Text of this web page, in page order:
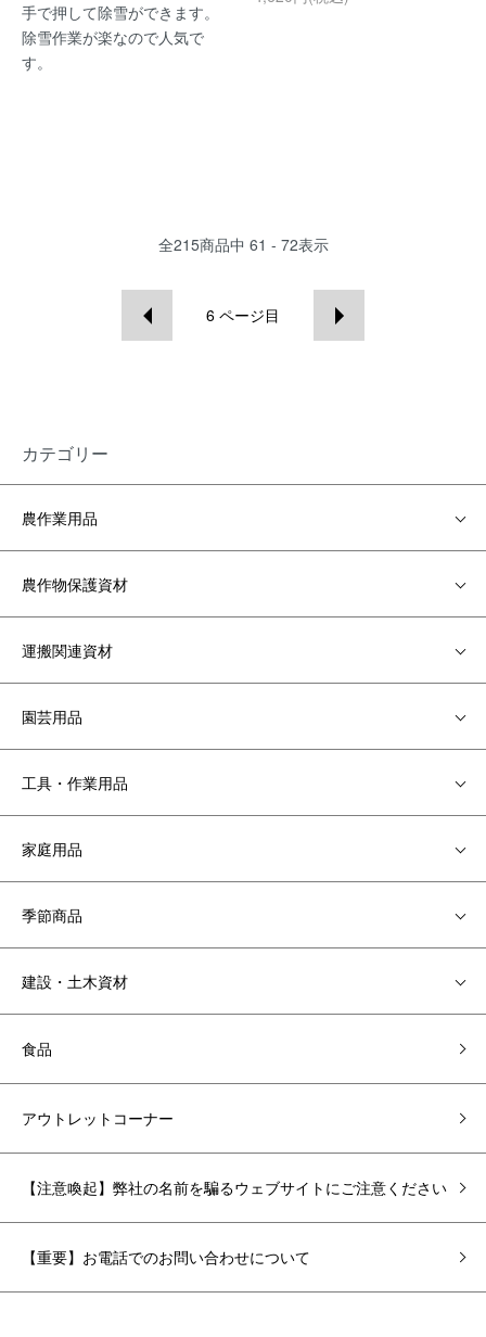
手で押して除雪ができます。
除雪作業が楽なので人気で
す。
全215商品中 61 - 72表示
6 ページ目
カテゴリー
農作業用品
農作物保護資材
運搬関連資材
園芸用品
工具・作業用品
家庭用品
季節商品
建設・土木資材
食品
アウトレットコーナー
【注意喚起】弊社の名前を騙るウェブサイトにご注意ください
【重要】お電話でのお問い合わせについて